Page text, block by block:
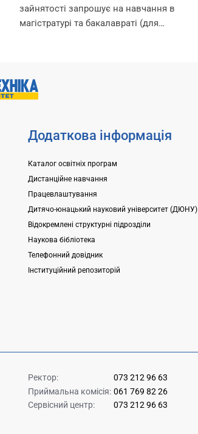
зайнятості запрошує на навчання в
магістратурі та бакалавраті (для
службою зайнятості та...
Додаткова інформація
Каталог освітніх програм
Дистанційне навчання
Працевлаштування
Дитячо-юнацький науковий університет (ДЮНУ)
Відокремлені структурні підрозділи
Наукова бібліотека
Телефонний довідник
Інституційний репозиторій
Ректор:
073 212 96 63
Приймальна комісія: 061 769 82 26
Сервісний центр:
073 212 96 63